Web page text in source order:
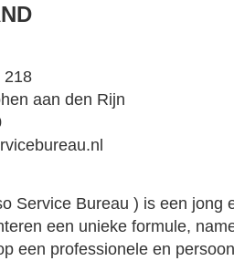
218
aan den Rijn
Service Bureau ) is een jong
een unieke formule,
een professionele en